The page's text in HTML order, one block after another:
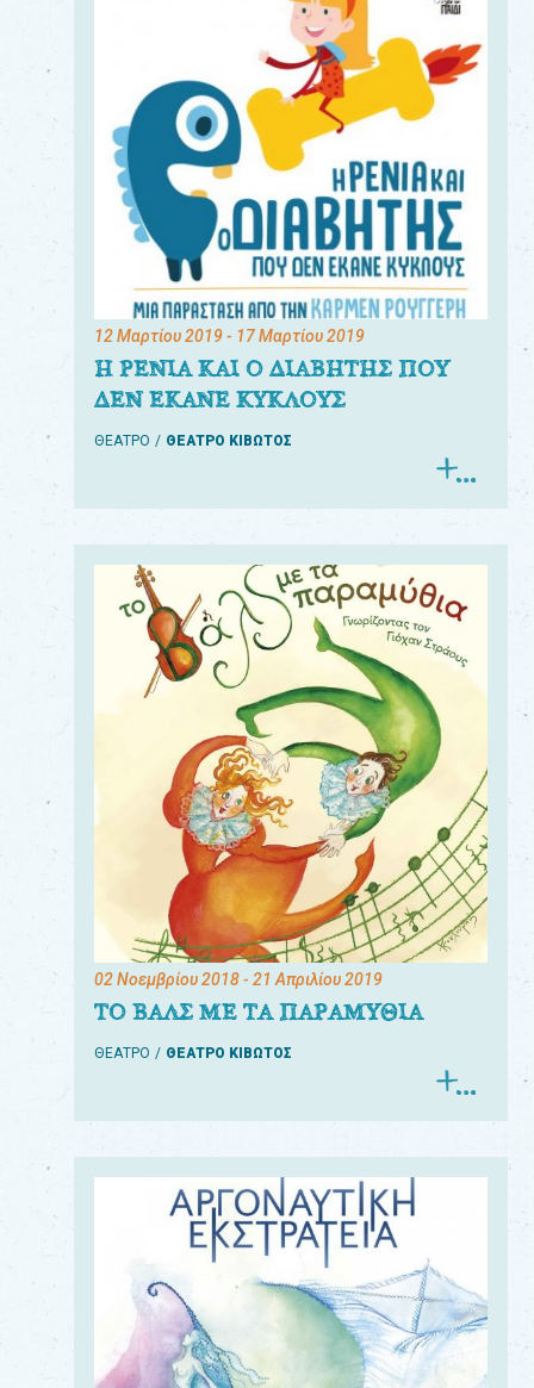
12 Μαρτίου 2019- 17 Μαρτίου 2019
Η ΡΕΝΙΑ ΚΑΙ Ο ΔΙΑΒΗΤΗΣ ΠΟΥ
ΔΕΝ ΕΚΑΝΕ ΚΥΚΛΟΥΣ
ΘΕΑΤΡΟ ΘΕΑΤΡΟ ΚΙΒΩΤΟΣ
02 Νοεμβρίου 2018- 21 Απριλίου 2019
ΤΟ ΒΑΛΣ ΜΕ ΤΑ ΠΑΡΑΜΥΘΙΑ
ΘΕΑΤΡΟ ΘΕΑΤΡΟ ΚΙΒΩΤΟΣ